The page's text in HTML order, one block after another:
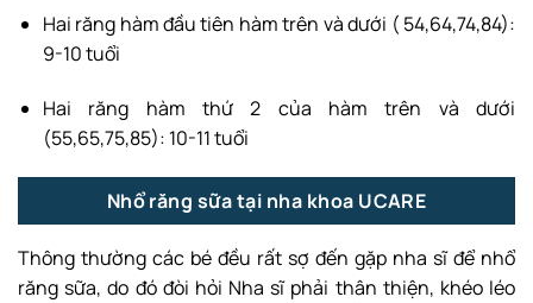
Hai răng hàm đầu tiên hàm trên và dưới ( 54,64,74,84):
9-10 tuổi
Hai răng hàm thứ 2 của hàm trên và dưới
(55,65,75,85): 10-11 tuổi
Nhổ răng sữa tại nha khoa UCARE
Thông thường các bé đều rất sợ đến gặp nha sĩ để nhổ
răng sữa, do đó đòi hỏi Nha sĩ phải thân thiện, khéo léo